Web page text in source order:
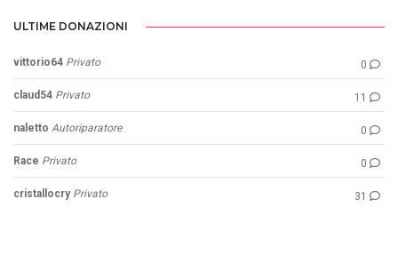
ULTIME DONAZIONI
vittorio64 Privato 0
claud54 Privato 11
naletto Autoriparatore 0
Race Privato 0
cristallocry Privato 31